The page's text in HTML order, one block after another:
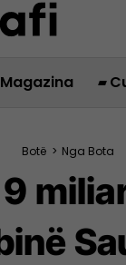
Magazina
Botë > Nga Bota